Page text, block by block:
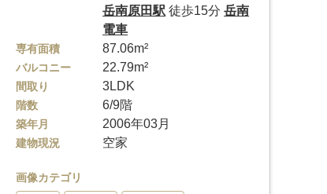
岳南原田駅 徒歩15分岳南
電車
専有面積 87.06m²
バルコニー 22.79m²
間取り 3LDK
階数 6/9階
築年月 2006年03月
建物現況 空家
画像カテゴリ